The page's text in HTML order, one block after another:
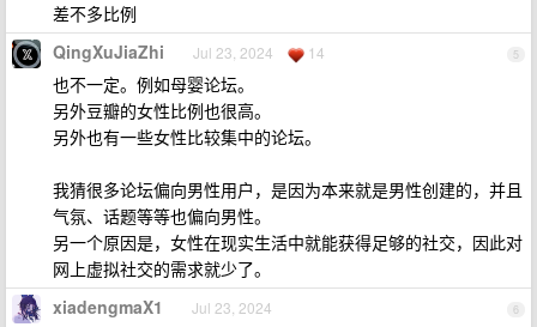
差不多比例
5
QingXuJiaZhi Jul 23, 2024 14
也不一定。例如母婴论坛。
另外豆瓣的女性比例也很高。
另外也有一些女性比较集中的论坛。
我猜很多论坛偏向男性用户，是因为本来就是男性创建的，并且
气氛、话题等等也偏向男性。
另一个原因是，女性在现实生活中就能获得足够的社交，因此对
网上虚拟社交的需求就少了。
6
xiadengmaX1 Jul 23, 2024